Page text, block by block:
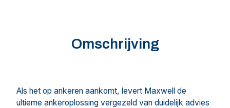
Omschrijving
Als het op ankeren aankomt, levert Maxwell de
ultieme ankeroplossing vergezeld van duidelijk advies